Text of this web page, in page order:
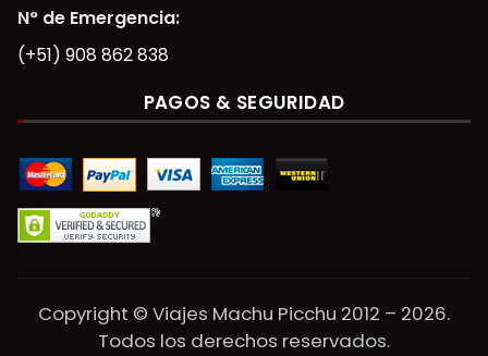
N° de Emergencia:
(+51) 908 862 838
PAGOS & SEGURIDAD
Copyright © Viajes Machu Picchu 2012 – 2026.
Todos los derechos reservados.